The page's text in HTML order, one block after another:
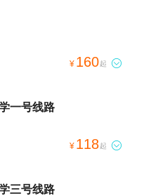
¥ 160起 
一号线路
¥ 118起 
三号线路